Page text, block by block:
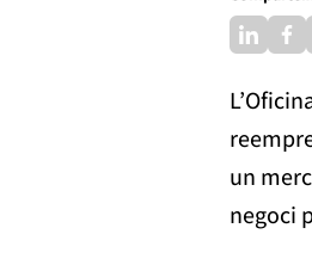
un
negoci